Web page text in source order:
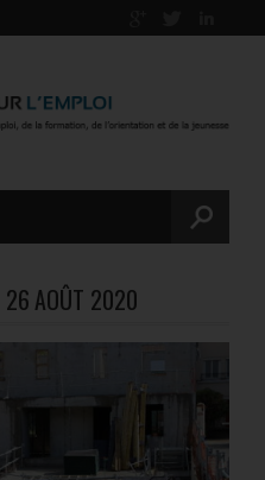
26 AOÛT 2020